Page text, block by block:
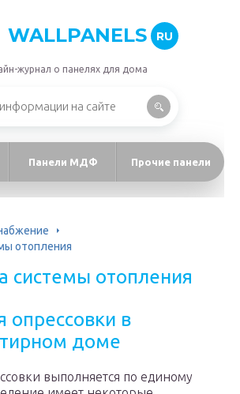
WALLPANELS RU
журнал о панелях для дома
Панели МДФ Прочие панели
отопления
системы отопления
опрессовки в
доме
выполняется по единому